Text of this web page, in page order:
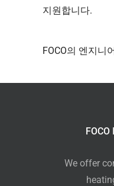
지원합니다.
FOCO의 엔지니
FOCO
We offer